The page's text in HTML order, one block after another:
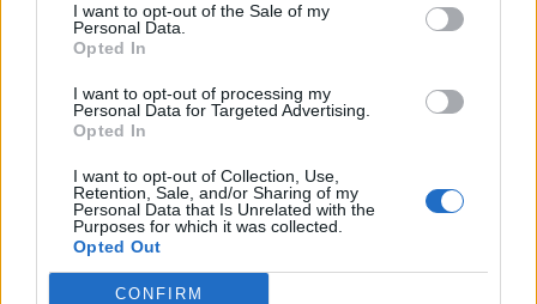
I want to opt-out of the Sale of my
Personal Data.
Opted In
I want to opt-out of processing my
Personal Data for Targeted Advertising.
Opted In
I want to opt-out of Collection, Use,
Retention, Sale, and/or Sharing of my
Personal Data that Is Unrelated with the
Purposes for which it was collected.
Opted Out
CONFIRM